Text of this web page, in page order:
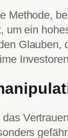
Methode,
um ein
Glauben,